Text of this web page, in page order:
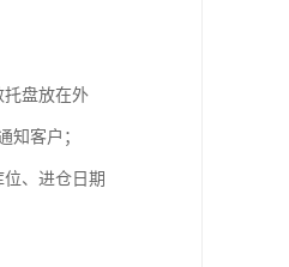
托盘放在外
知客户；
、进仓日期